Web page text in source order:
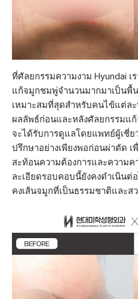
ที่ศัลยกรรมความงาม Hyundai
แก้จมูกชมพู่จำนวนมากมาเป็นพื้
เหมาะสมที่สุดสำหรับคนไข้แต่ล
ผลลัพธ์ก่อนและหลังศัลยกรรมแ
จะได้รับการดูแลโดยแพทย์ผู้เชี่
ปรึกษาอย่างเพียงพอก่อนผ่าตัด
สะท้อนความต้องการและความ
ละเอียดรอบคอบนี้ยังคงดำเนินต่
คงเส้นจมูกที่เป็นธรรมชาติและส